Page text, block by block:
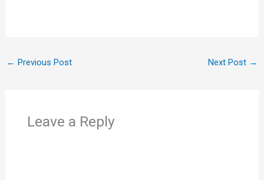
← Previous Post Next Post →
Leave a Reply